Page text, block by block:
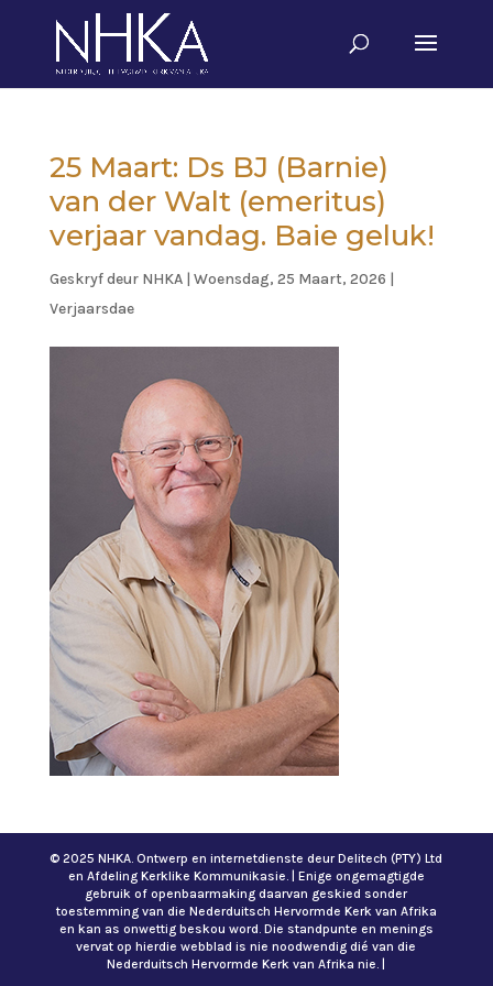
25 Maart: Ds BJ (Barnie)
van der Walt (emeritus)
verjaar vandag. Baie geluk!
Geskryf deur NHKA| Woensdag, 25 Maart, 2026 |
Verjaarsdae
© 2025 NHKA. Ontwerp en internetdienste deur Delitech (PTY) Ltd
en Afdeling Kerklike Kommunikasie. | Enige ongemagtigde
gebruik of openbaarmaking daarvan geskied sonder
toestemming van die Nederduitsch Hervormde Kerk van Afrika
en kan as onwettig beskou word. Die standpunte en menings
vervat op hierdie webblad is nie noodwendig dié van die
Nederduitsch Hervormde Kerk van Afrika nie. |